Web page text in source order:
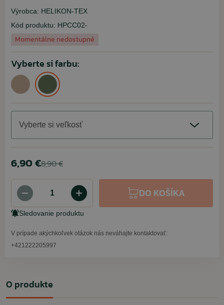
Výrobca: HELIKON-TEX
Kód produktu: HPCC02-
Momentálne nedostupné
Vyberte si farbu:
Vyberte si veľkosť
6,90 €8,90 €
DO KOŠÍKA
Sledovanie produktu
V prípade akýchkoľvek otázok nás neváhajte kontaktovať:
+421222205997
O produkte